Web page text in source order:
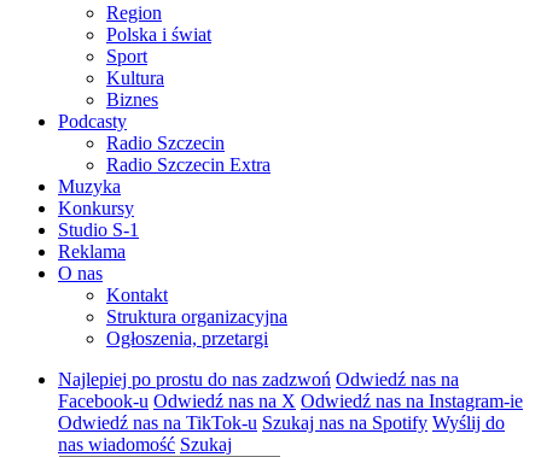
Region
Polska i świat
Sport
Kultura
Biznes
Podcasty
Radio Szczecin
Radio Szczecin Extra
Muzyka
Konkursy
Studio S-1
Reklama
O nas
Kontakt
Struktura organizacyjna
Ogłoszenia, przetargi
Najlepiej po prostu do nas zadzwoń Odwiedź nas na
Facebook-u Odwiedź nas na X Odwiedź nas na Instagram-ie
Odwiedź nas na TikTok-u Szukaj nas na Spotify Wyślij do
nas wiadomość Szukaj